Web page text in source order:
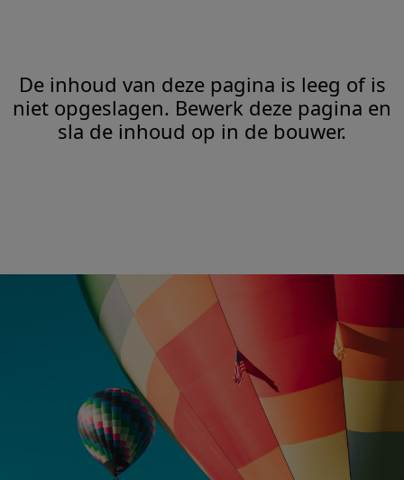
De inhoud van deze pagina is leeg of is
niet opgeslagen. Bewerk deze pagina en
sla de inhoud op in de bouwer.